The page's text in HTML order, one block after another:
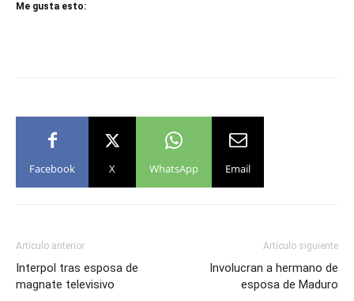
Me gusta esto:
Facebook X WhatsApp Email
Artículo anterior
Interpol tras esposa de
magnate televisivo
Artículo siguiente
Involucran a hermano de
esposa de Maduro